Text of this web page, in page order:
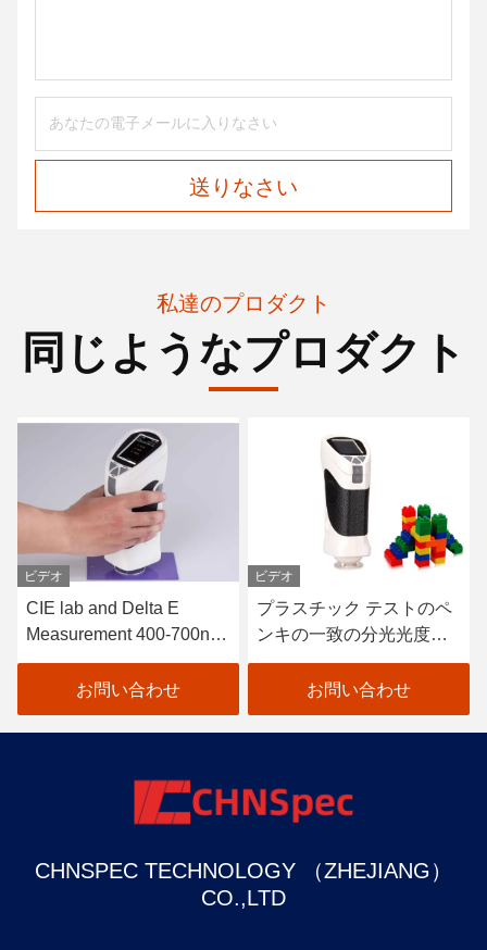
送りなさい
私達のプロダクト
同じようなプロダクト
ビデオ
CIE lab and Delta E
Measurement 400-700nm
Colour Tester Portable
Colour Difference Meter
お問い合わせ
ビデオ
プラスチック テストのペ
ンキの一致の分光光度計0
- 200%年の測定範囲
お問い合わせ
CHNSPEC TECHNOLOGY （ZHEJIANG）
CO.,LTD